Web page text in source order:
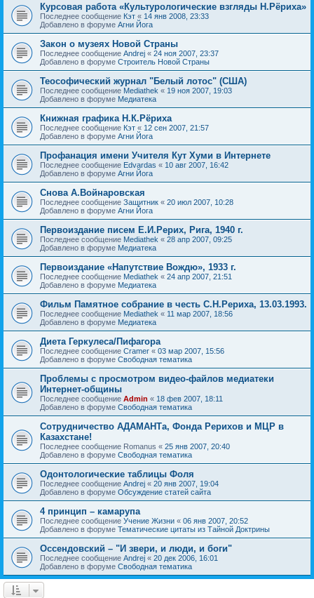
Курсовая работа «Культурологические взгляды Н.Рёриха»
Последнее сообщение Кэт « 14 янв 2008, 23:33
Добавлено в форуме Агни Йога
Закон о музеях Новой Страны
Последнее сообщение Andrej « 24 ноя 2007, 23:37
Добавлено в форуме Строитель Новой Страны
Теософический журнал "Белый лотос" (США)
Последнее сообщение Mediathek « 19 ноя 2007, 19:03
Добавлено в форуме Медиатека
Книжная графика Н.К.Рёриха
Последнее сообщение Кэт « 12 сен 2007, 21:57
Добавлено в форуме Агни Йога
Профанация имени Учителя Кут Хуми в Интернете
Последнее сообщение Edvardas « 10 авг 2007, 16:42
Добавлено в форуме Агни Йога
Снова А.Войнаровская
Последнее сообщение Защитник « 20 июл 2007, 10:28
Добавлено в форуме Агни Йога
Первоиздание писем Е.И.Рерих, Рига, 1940 г.
Последнее сообщение Mediathek « 28 апр 2007, 09:25
Добавлено в форуме Медиатека
Первоиздание «Напутствие Вождю», 1933 г.
Последнее сообщение Mediathek « 24 апр 2007, 21:51
Добавлено в форуме Медиатека
Фильм Памятное собрание в честь С.Н.Рериха, 13.03.1993.
Последнее сообщение Mediathek « 11 мар 2007, 18:56
Добавлено в форуме Медиатека
Диета Геркулеса/Пифагора
Последнее сообщение Cramer « 03 мар 2007, 15:56
Добавлено в форуме Свободная тематика
Проблемы с просмотром видео-файлов медиатеки
Интернет-общины
Последнее сообщение Admin « 18 фев 2007, 18:11
Добавлено в форуме Свободная тематика
Сотрудничество АДАМАНТа, Фонда Рерихов и МЦР в
Казахстане!
Последнее сообщение Romanus « 25 янв 2007, 20:40
Добавлено в форуме Свободная тематика
Одонтологические таблицы Фоля
Последнее сообщение Andrej « 20 янв 2007, 19:04
Добавлено в форуме Обсуждение статей сайта
4 принцип – камарупа
Последнее сообщение Учение Жизни « 06 янв 2007, 20:52
Добавлено в форуме Тематические цитаты из Тайной Доктрины
Оссендовский – "И звери, и люди, и боги"
Последнее сообщение Andrej « 20 дек 2006, 16:01
Добавлено в форуме Свободная тематика